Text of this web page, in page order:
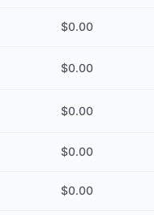
$0.00
$0.00
$0.00
$0.00
$0.00